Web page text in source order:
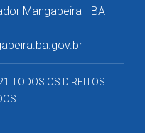
Mangabeira - BA |
TODOS OS DIREITOS